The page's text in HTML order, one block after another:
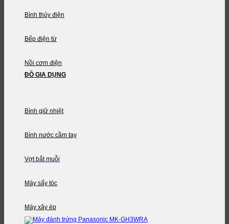
Bình thủy điện
Bếp điện từ
Nồi cơm điện
ĐỒ GIA DỤNG
Bình giữ nhiệt
Bình nước cầm tay
Vợt bắt muỗi
Máy sấy tóc
Máy xây ép